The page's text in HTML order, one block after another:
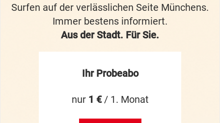
Surfen auf der verlässlichen Seite Münchens.
Immer bestens informiert.
Aus der Stadt. Für Sie.
Ihr Probeabo
nur 1 €/ 1. Monat